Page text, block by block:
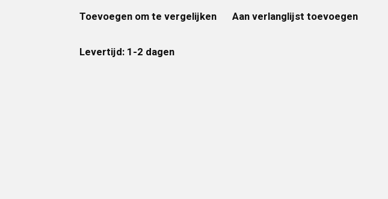
Toevoegen om te vergelijken Aan verlanglijst toevoegen
Levertijd: 1-2 dagen